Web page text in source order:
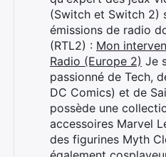
(Switch et Switch 2)
émissions de radio
(RTL2) : Mon
Radio (Europe 2) Je
passionné de Tech,
DC Comics) et de
possède une
accessoires Marvel
des figurines Myth